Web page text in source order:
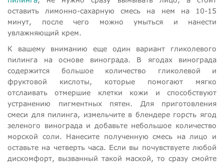
оставить лимонно-сахарную смесь на нем на 10-15
минут, после чего можно умыться и нанести
увлажняющий крем.
К вашему вниманию еще один вариант гликолевого
пилинга на основе винограда. В ягодах винограда
содержится большое количество гликолевой и
фруктовой кислоты, которые помогают мягко
отслаивать отмершие клетки кожи и способствуют
устранению пигментных пятен. Для приготовления
смеси для пилинга, измельчите в блендере горсть ягод
зеленого винограда и добавьте небольшое количество
морской соли. Нанесите полученную смесь на лицо и
оставьте на четверть часа. Если вы почувствуете любой
дискомфорт, вызванный такой маской, то сразу смойте